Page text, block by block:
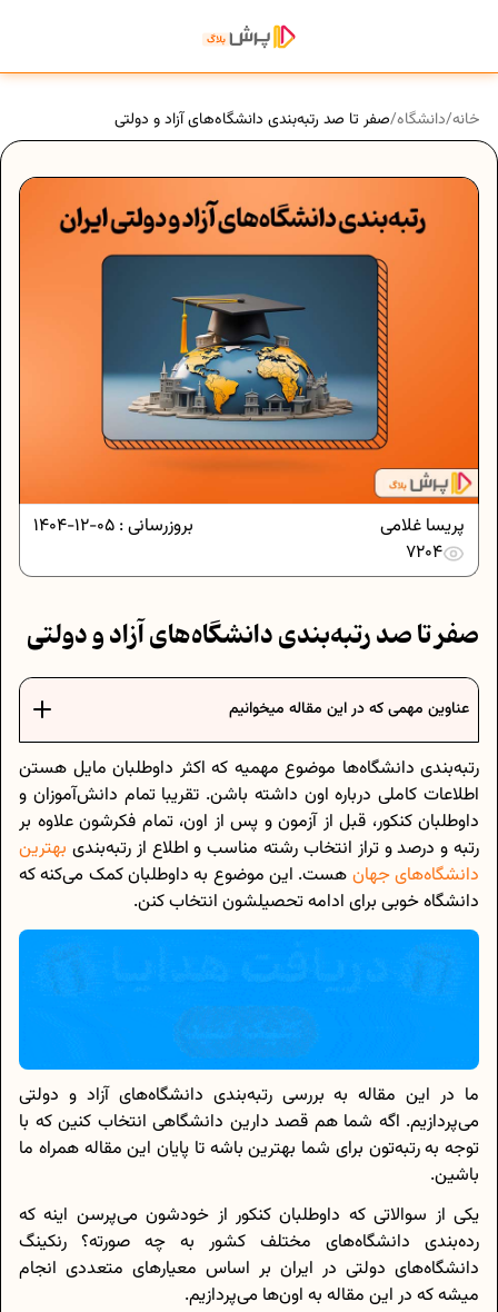
خانه/دانشگاه/صفر تا صد رتبه‌بندی دانشگاه‌‌های آزاد و دولتی
بروزرسانی : 05-12-1404
پریسا غلامی
7204
صفر تا صد رتبه‌بندی دانشگاه‌‌های آزاد و دولتی
عناوین مهمی که در این مقاله میخوانیم
رتبه‌بندی دانشگاه‌ها موضوع مهمیه که اکثر داوطلبان مایل هستن
اطلاعات کاملی درباره اون داشته باشن. تقریبا تمام دانش‌آموزان و
داوطلبان کنکور، قبل از آزمون و پس از اون، تمام فکرشون علاوه بر
رتبه و درصد و تراز انتخاب رشته مناسب و اطلاع از رتبه‌بندی بهترین
دانشگاه‌های جهان هست. این موضوع به داوطلبان کمک می‌کنه که
دانشگاه خوبی برای ادامه تحصیلشون انتخاب کنن.
ما در این مقاله به بررسی رتبه‌بندی دانشگاه‌های آزاد و دولتی
می‌پردازیم. اگه شما هم قصد دارین دانشگاهی انتخاب کنین که با
توجه به رتبه‌تون برای شما بهترین باشه تا پایان این مقاله همراه ما
باشین.
یکی از سوالاتی که داوطلبان کنکور از خودشون می‌پرسن اینه که
رده‌بندی دانشگاه‌های مختلف کشور به چه صورته؟ رنکینگ
دانشگاه‌های دولتی در ایران بر اساس معیارهای متعددی انجام
میشه که در این مقاله به اون‌ها می‌پردازیم.